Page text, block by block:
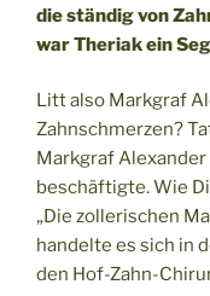
die ständig von
war Theriak ein
Litt also Markgraf
Zahnschmerzen?
Markgraf
beschäftigte. Wie
„Die zollerischen
handelte es sich in
den Hof-Zahn-